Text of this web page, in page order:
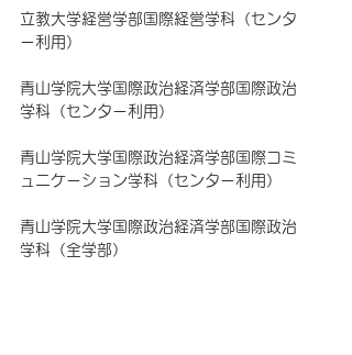
立教大学経営学部国際経営学科（センタ
ー利用）
青山学院大学国際政治経済学部国際政治
学科（センター利用）
青山学院大学国際政治経済学部国際コミ
ュニケーション学科（センター利用）
青山学院大学国際政治経済学部国際政治
学科（全学部）